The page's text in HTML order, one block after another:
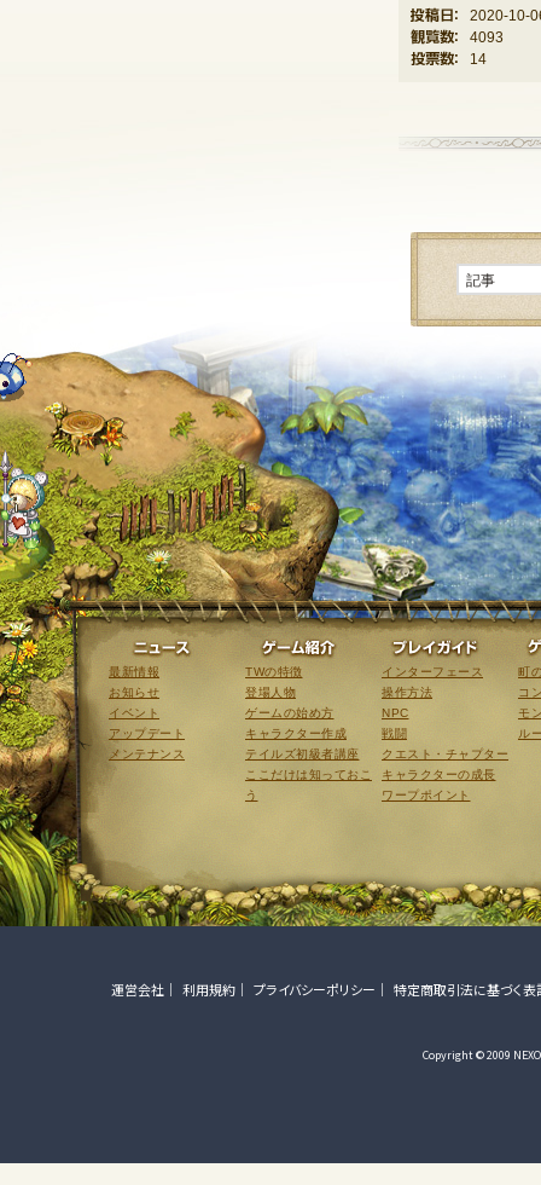
投稿日：
2020-10-
観覧数：
4093
投票数：
14
ニュース
最新情報
お知らせ
イベント
アップデート
メンテナンス
ゲーム紹介
TWの特徴
登場人物
ゲームの始め方
キャラクター作成
テイルズ初級者講座
ここだけは知っておこ
う
インターフェース
操作方法
NPC
戦闘
クエスト・チャプター
キャラクターの成長
ワープポイント
町
コ
モ
ル
運営会社 利用規約 プライバシーポリシー 特定商取引法に基づく表
Copyright © 2009